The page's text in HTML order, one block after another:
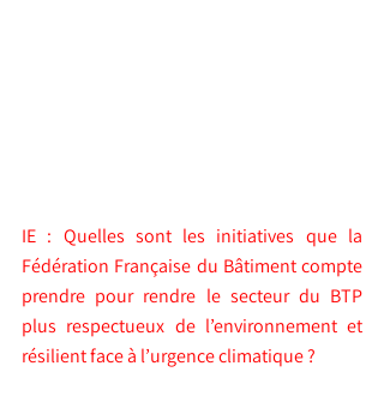
IE : Quelles sont les initiatives que la
Fédération Française du Bâtiment compte
prendre pour rendre le secteur du BTP
plus respectueux de l’environnement et
résilient face à l’urgence climatique ?